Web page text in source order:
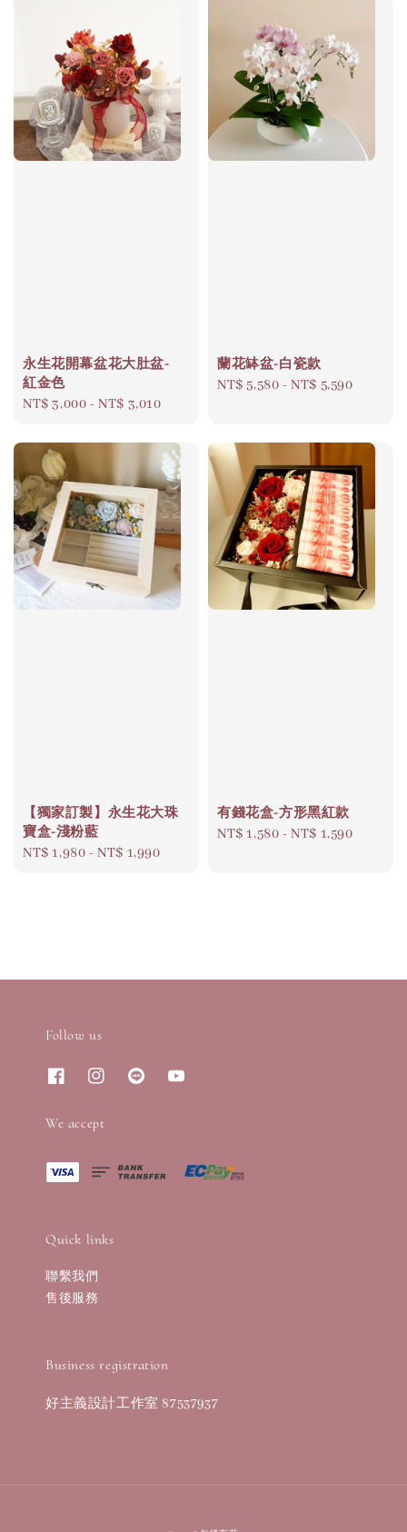
永生花開幕盆花大肚盆-
紅金色
Regular
NT$ 3,000 -NT$ 3,010
蘭花缽盆-白瓷款
Regular
NT$ 5,580 -NT$ 5,590
【獨家訂製】永生花大珠
寶盒-淺粉藍
Regular
NT$ 1,980 -NT$ 1,990
有錢花盒-方形黑紅款
Regular
NT$ 1,580 -NT$ 1,590
Follow us
We accept
Quick links
聯繫我們
售後服務
Business registration
好主義設計工作室 87537937